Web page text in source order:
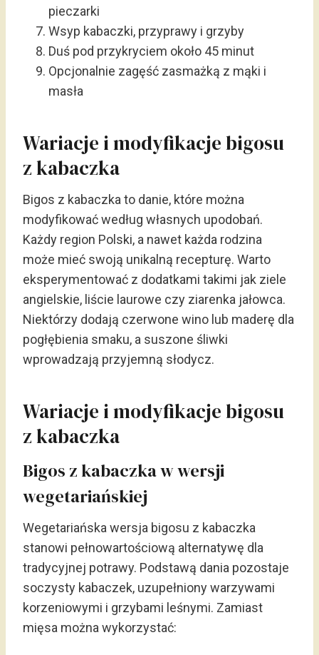
pieczarki
Wsyp kabaczki, przyprawy i grzyby
Duś pod przykryciem około 45 minut
Opcjonalnie zagęść zasmażką z mąki i
masła
Wariacje i modyfikacje bigosu
z kabaczka
Bigos z kabaczka to danie, które można
modyfikować według własnych upodobań.
Każdy region Polski, a nawet każda rodzina
może mieć swoją unikalną recepturę. Warto
eksperymentować z dodatkami takimi jak ziele
angielskie, liście laurowe czy ziarenka jałowca.
Niektórzy dodają czerwone wino lub maderę dla
pogłębienia smaku, a suszone śliwki
wprowadzają przyjemną słodycz.
Wariacje i modyfikacje bigosu
z kabaczka
Bigos z kabaczka w wersji
wegetariańskiej
Wegetariańska wersja bigosu z kabaczka
stanowi pełnowartościową alternatywę dla
tradycyjnej potrawy. Podstawą dania pozostaje
soczysty kabaczek, uzupełniony warzywami
korzeniowymi i grzybami leśnymi. Zamiast
mięsa można wykorzystać: